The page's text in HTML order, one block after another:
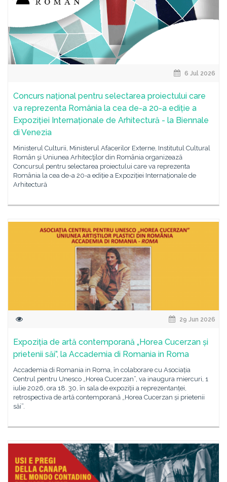
6 Jul 2026
Concurs național pentru selectarea proiectului care
va reprezenta România la cea de-a 20-a ediție a
Expoziției Internaționale de Arhitectură - la Biennale
di Venezia
Ministerul Culturii, Ministerul Afacerilor Externe, Institutul Cultural
Român şi Uniunea Arhitecţilor din România organizează
Concursul pentru selectarea proiectului care va reprezenta
România la cea de-a 20-a ediție a Expoziției Internaționale de
Arhitectură
29 Jun 2026
Expoziția de artă contemporană „Horea Cucerzan și
prietenii săi”, la Accademia di Romania in Roma
Accademia di Romania in Roma, în colaborare cu Asociația
Centrul pentru Unesco „Horea Cucerzan”, va inaugura miercuri, 1
iulie 2026, ora 18. 30, în sala de expoziții a reprezentanței,
retrospectiva de artă contemporană „Horea Cucerzan și prietenii
săi”.